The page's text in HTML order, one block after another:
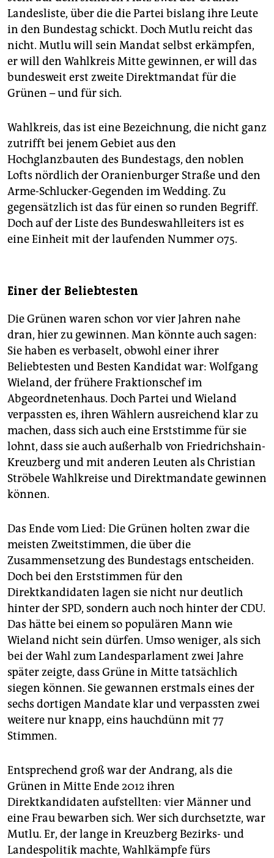
Landesliste, über die die Partei bislang ihre Leute
in den Bundestag schickt. Doch Mutlu reicht das
nicht. Mutlu will sein Mandat selbst erkämpfen,
er will den Wahlkreis Mitte gewinnen, er will das
bundesweit erst zweite Direktmandat für die
Grünen – und für sich.
Wahlkreis, das ist eine Bezeichnung, die nicht ganz
zutrifft bei jenem Gebiet aus den
Hochglanzbauten des Bundestags, den noblen
Lofts nördlich der Oranienburger Straße und den
Arme-Schlucker-Gegenden im Wedding. Zu
gegensätzlich ist das für einen so runden Begriff.
Doch auf der Liste des Bundeswahlleiters ist es
eine Einheit mit der laufenden Nummer 075.
Einer der Beliebtesten
Die Grünen waren schon vor vier Jahren nahe
dran, hier zu gewinnen. Man könnte auch sagen:
Sie haben es verbaselt, obwohl einer ihrer
Beliebtesten und Besten Kandidat war: Wolfgang
Wieland, der frühere Fraktionschef im
Abgeordnetenhaus. Doch Partei und Wieland
verpassten es, ihren Wählern ausreichend klar zu
machen, dass sich auch eine Erststimme für sie
lohnt, dass sie auch außerhalb von Friedrichshain-
Kreuzberg und mit anderen Leuten als Christian
Ströbele Wahlkreise und Direktmandate gewinnen
können.
Das Ende vom Lied: Die Grünen holten zwar die
meisten Zweitstimmen, die über die
Zusammensetzung des Bundestags entscheiden.
Doch bei den Erststimmen für den
Direktkandidaten lagen sie nicht nur deutlich
hinter der SPD, sondern auch noch hinter der CDU.
Das hätte bei einem so populären Mann wie
Wieland nicht sein dürfen. Umso weniger, als sich
bei der Wahl zum Landesparlament zwei Jahre
später zeigte, dass Grüne in Mitte tatsächlich
siegen können. Sie gewannen erstmals eines der
sechs dortigen Mandate klar und verpassten zwei
weitere nur knapp, eins hauchdünn mit 77
Stimmen.
Entsprechend groß war der Andrang, als die
Grünen in Mitte Ende 2012 ihren
Direktkandidaten aufstellten: vier Männer und
eine Frau bewarben sich. Wer sich durchsetzte, war
Mutlu. Er, der lange in Kreuzberg Bezirks- und
Landespolitik machte, Wahlkämpfe fürs